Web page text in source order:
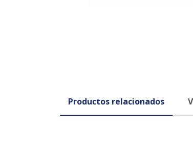
Productos relacionados